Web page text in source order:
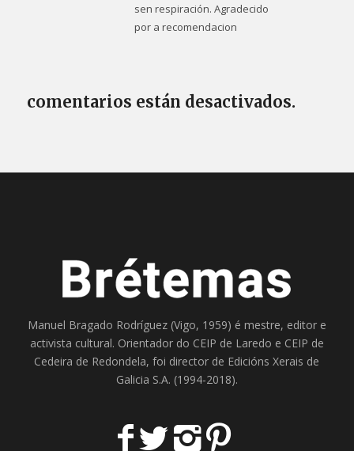
sen respiración. Agradecido
por a recomendacion
comentarios están desactivados.
Manuel Bragado Rodríguez (Vigo, 1959) é mestre, editor e
activista cultural. Orientador do CEIP de Laredo e CEIP de
Cedeira de Redondela, foi director de Edicións Xerais de
Galicia S.A. (1994-2018).